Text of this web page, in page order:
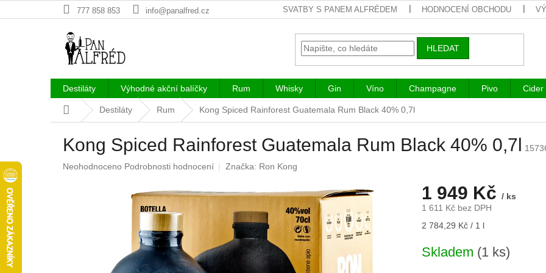
na
777 858 853 info@panalfred.cz SVATBY S PANEM ALFRÉDEM HODNOCENÍ OBCHODU
HLEDAT
Destiláty Výhodné akční balíčky Rum Whisky Gin Víno Champagne Pivo Cider
Domů Destiláty Rum Kong Spiced Rainforest Guatemala Rum Black 40% 0,7l
Kong Spiced Rainforest Guatemala Rum Black 40% 0,7l
Průměrné
Neohodnoceno Podrobnosti hodnocení Značka: Ron Kong
1 949 Kč / ks
1 611 Kč bez DPH
Měrná
2 784,29 Kč / 1 l
Skladem (1 ks)